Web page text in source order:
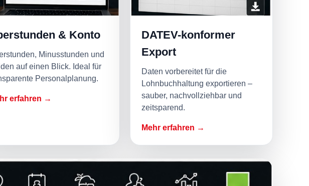
& Konto
Minusstunden und
auf einen Blick. Ideal für
Personalplanung.
erfahren →
DATEV-konformer
Export
Daten vorbereitet für die
Lohnbuchhaltung exportieren –
sauber, nachvollziehbar und
zeitsparend.
Mehr erfahren →